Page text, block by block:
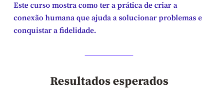
Este curso mostra como ter a prática de criar a
conexão humana que ajuda a solucionar problemas e
conquistar a fidelidade.
Resultados esperados